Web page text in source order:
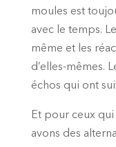
moules est
avec le temps.
même et les
d’elles-mêmes.
échos qui ont
Et pour ceux qui
avons des